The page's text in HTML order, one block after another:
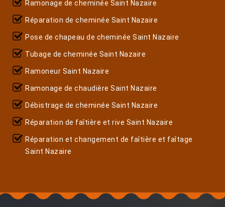
Ramonage de cheminée Saint Nazaire
Réparation de cheminée Saint Nazaire
Pose de chapeau de cheminée Saint Nazaire
Tubage de cheminée Saint Nazaire
Ramoneur Saint Nazaire
Ramonage de chaudière Saint Nazaire
Débistrage de cheminée Saint Nazaire
Réparation de faîtière et rive Saint Nazaire
Réparation et changement de faîtière et faîtage
Saint Nazaire